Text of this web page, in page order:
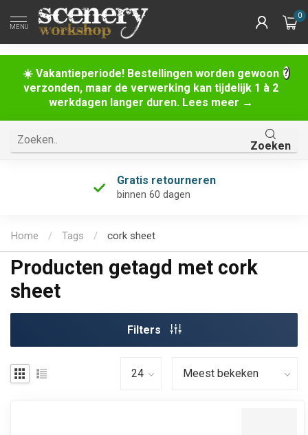
☀️ Vakantieperiode! Bestellingen worden gewoon
verzonden, maar de verwerking kan tijdelijk 1 à 2
werkdagen langer duren. Lees meer →
MENU
0
Zoeken
Uniek assortiment
én de grootste van Nederland!
Home / Tags / cork sheet
Producten getagd met cork
sheet
Filters